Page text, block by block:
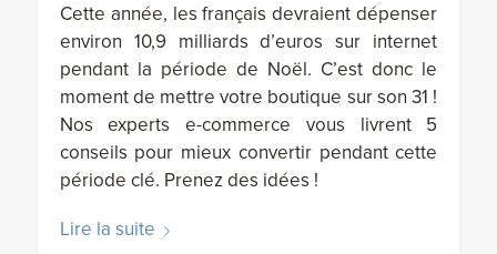
Cette année, les français devraient dépenser
environ 10,9 milliards d’euros sur internet
pendant la période de Noël. C’est donc le
moment de mettre votre boutique sur son 31 !
Nos experts e-commerce vous livrent 5
conseils pour mieux convertir pendant cette
période clé. Prenez des idées !
Lire la suite